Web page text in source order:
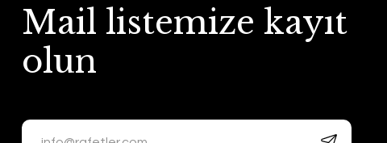
Mail listemize kayıt
olun